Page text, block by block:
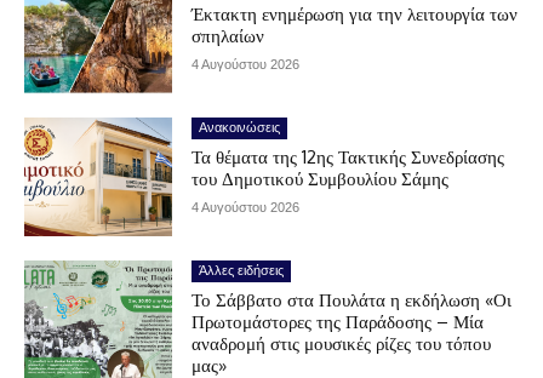
Έκτακτη ενημέρωση για την λειτουργία των
σπηλαίων
4 Αυγούστου 2026
Ανακοινώσεις
Τα θέματα της 12ης Τακτικής Συνεδρίασης
του Δημοτικού Συμβουλίου Σάμης
4 Αυγούστου 2026
Άλλες ειδήσεις
Το Σάββατο στα Πουλάτα η εκδήλωση «Οι
Πρωτομάστορες της Παράδοσης – Μία
αναδρομή στις μουσικές ρίζες του τόπου
μας»